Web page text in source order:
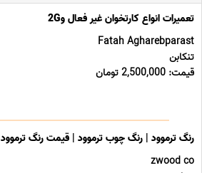
تعمیرات انواع کارتخوان غیر فعال و2G
Fatah Agharebparast
تنکابن
قیمت: 2,500,000 تومان
رنگ ترموود | رنگ چوب ترموود | قیمت رنگ ترموود
zwood co